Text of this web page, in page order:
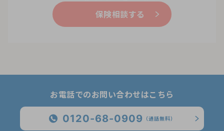
保険相談する
お電話でのお問い合わせはこちら
0120-68-0909 （通話無料）